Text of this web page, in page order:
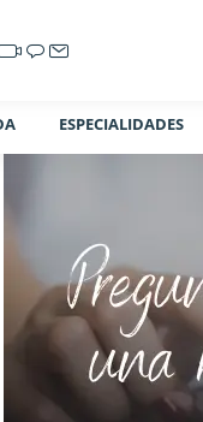
ESPECIALIDADES